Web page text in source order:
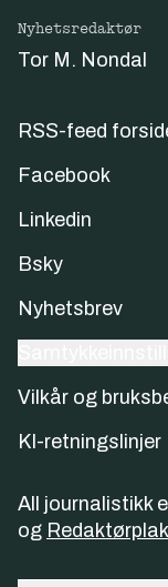
Nyhetsredaktør
Tor M. Nondal
RSS-feed
Facebook
Linkedin
Bsky
Nyhetsbrev
Vilkår og
KI-retningslinjer
All journalistikk
og